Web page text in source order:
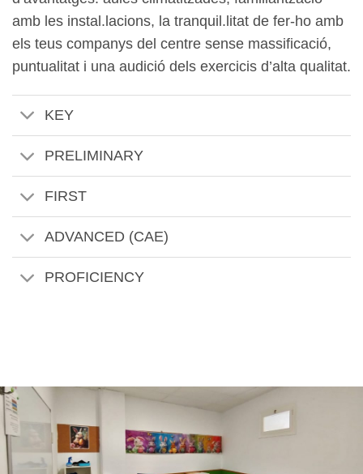
amb les instal.lacions, la tranquil.litat de fer-ho amb
els teus companys del centre sense massificació,
puntualitat i una audició dels exercicis d’alta qualitat.
KEY
PRELIMINARY
FIRST
ADVANCED (CAE)
PROFICIENCY